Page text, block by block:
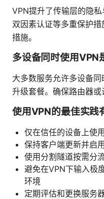
VPN提升了传输层的隐私
双因素认证等多重保护
措施。
多设备同时使用VPN
大多数服务允许多设备
升级套餐。确保路由器或
使用VPN的最佳实践
仅在信任的设备上使
保持客户端更新并启
使用分割隧道按需分
避免在VPN下输入极
环境
定期评估和更换服务